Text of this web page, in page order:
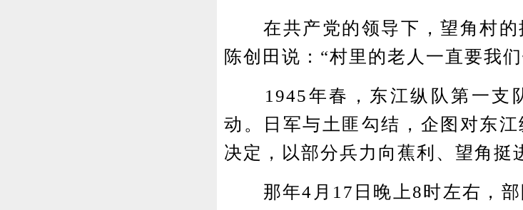
在共产党的领导下，望角村的
陈创田说：“村里的老人一直要我
1945年春，东江纵队第一支
动。日军与土匪勾结，企图对东
决定，以部分兵力向蕉利、望角挺
那年4月17日晚上8时左右，部